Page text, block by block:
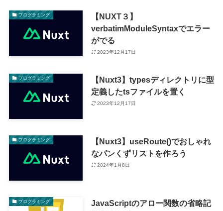
プログラミング
【NUXT３】
verbatimModuleSyntaxでエラー
がでる
2023年12月17日
プログラミング
【Nuxt3】typesディレクトリに型
定義したtsファイルを置く
2023年12月17日
プログラミング
【Nuxt3】useRoute()でおしゃれ
なパンくずリストを作ろう
2024年1月8日
プログラミング
JavaScriptのアロー関数の省略記